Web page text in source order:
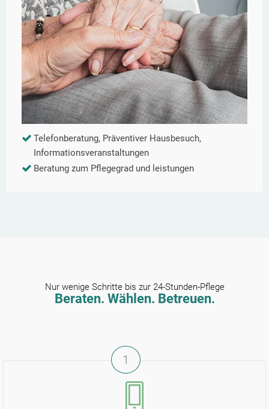
Telefonberatung, Präventiver Hausbesuch,
Informationsveranstaltungen
Beratung zum Pflegegrad und leistungen
Nur wenige Schritte bis zur 24-Stunden-Pflege
Beraten. Wählen. Betreuen.
1